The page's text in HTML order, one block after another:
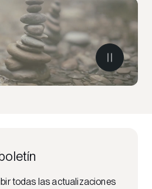
todas las actualizaciones